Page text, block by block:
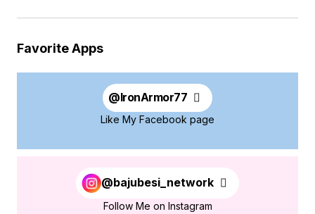
Favorite Apps
@IronArmor77
Like My Facebook page
@bajubesi_network
Follow Me on Instagram